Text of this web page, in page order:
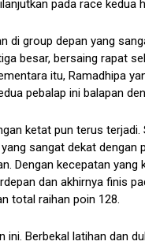
pada race
di group depan yang
besar, bersaing rapat
itu, Ramadhipa
pebalap ini balapan
ketat pun terus
sangat dekat
Dengan kecepatan
dan akhirnya finis
total raihan poin 128.
ini. Berbekal latihan dan